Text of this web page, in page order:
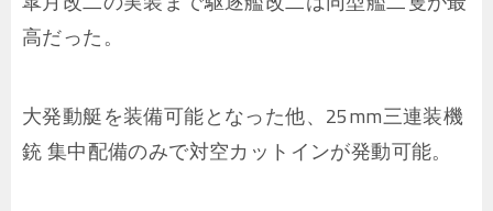
高だった。
大発動艇を装備可能となった他、25mm三連装機
銃 集中配備のみで対空カットインが発動可能。